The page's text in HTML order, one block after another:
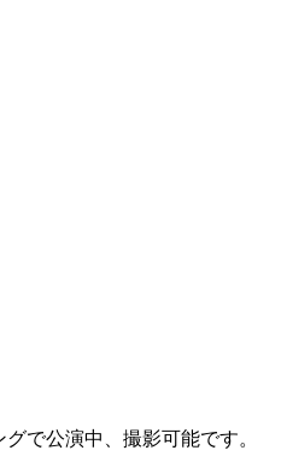
で公演中、撮影可能です。